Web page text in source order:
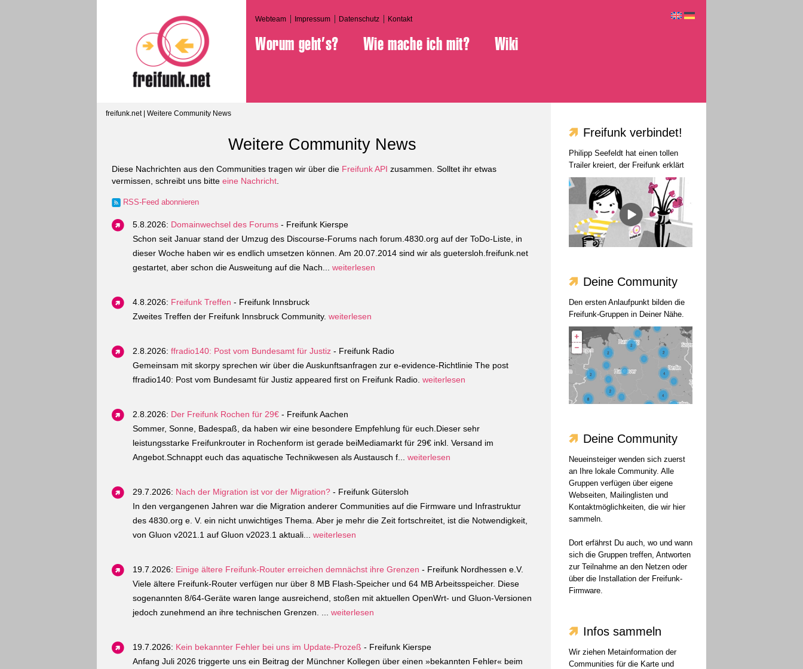
Webteam Impressum Datenschutz Kontakt
Worum geht’s? Wie mache ich mit? Wiki
freifunk.net| Weitere Community News
Weitere Community News
Diese Nachrichten aus den Communities tragen wir über die Freifunk API zusammen. Solltet ihr etwas
vermissen, schreibt uns bitte eine Nachricht
RSS-Feed abonnieren
5.8.2026: Domainwechsel des Forums - Freifunk Kierspe
Schon seit Januar stand der Umzug des Discourse-Forums nach forum.4830.org auf der ToDo-Liste, in
dieser Woche haben wir es endlich umsetzen können. Am 20.07.2014 sind wir als guetersloh.freifunk.net
gestartet, aber schon die Ausweitung auf die Nach... weiterlesen
4.8.2026: Freifunk Treffen - Freifunk Innsbruck
Zweites Treffen der Freifunk Innsbruck Community. weiterlesen
2.8.2026: ffradio140: Post vom Bundesamt für Justiz - Freifunk Radio
Gemeinsam mit skorpy sprechen wir über die Auskunftsanfragen zur e-evidence-Richtlinie The post
ffradio140: Post vom Bundesamt für Justiz appeared first on Freifunk Radio. weiterlesen
2.8.2026: Der Freifunk Rochen für 29€ - Freifunk Aachen
Sommer, Sonne, Badespaß, da haben wir eine besondere Empfehlung für euch.Dieser sehr
leistungsstarke Freifunkrouter in Rochenform ist gerade beiMediamarkt für 29€ inkl. Versand im
Angebot.Schnappt euch das aquatische Technikwesen als Austausch f... weiterlesen
29.7.2026: Nach der Migration ist vor der Migration? - Freifunk Gütersloh
In den vergangenen Jahren war die Migration anderer Communities auf die Firmware und Infrastruktur
des 4830.org e. V. ein nicht unwichtiges Thema. Aber je mehr die Zeit fortschreitet, ist die Notwendigkeit,
von Gluon v2021.1 auf Gluon v2023.1 aktuali... weiterlesen
19.7.2026: Einige ältere Freifunk-Router erreichen demnächst ihre Grenzen - Freifunk Nordhessen e.V.
Viele ältere Freifunk-Router verfügen nur über 8 MB Flash-Speicher und 64 MB Arbeitsspeicher. Diese
sogenannten 8/64-Geräte waren lange ausreichend, stoßen mit aktuellen OpenWrt- und Gluon-Versionen
jedoch zunehmend an ihre technischen Grenzen. ... weiterlesen
19.7.2026: Kein bekannter Fehler bei uns im Update-Prozeß - Freifunk Kierspe
Anfang Juli 2026 triggerte uns ein Beitrag der Münchner Kollegen über einen »bekannten Fehler« beim
Freifunk verbindet!
Philipp Seefeldt hat einen tollen
Trailer kreiert, der Freifunk erklärt
Deine Community
Den ersten Anlaufpunkt bilden die
Freifunk-Gruppen in Deiner Nähe.
Deine Community
Neueinsteiger wenden sich zuerst
an Ihre lokale Community. Alle
Gruppen verfügen über eigene
Webseiten, Mailinglisten und
Kontaktmöglichkeiten, die wir hier
sammeln.
Dort erfährst Du auch, wo und wann
sich die Gruppen treffen, Antworten
zur Teilnahme an den Netzen oder
über die Installation der Freifunk-
Firmware.
Infos sammeln
Wir ziehen Metainformation der
Communities für die Karte und